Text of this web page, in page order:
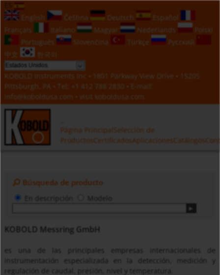
English
Čeština Deutsch
Español
Français
Italiano Magyar Nederlands
Polski
Português
Slovenčina Türkçe
Русский
中文
한국의
KOBOLD Instruments Inc • 1801 Parkway View Drive • 15205
Pittsburgh, PA • Tel:
+1 412 788 2830 • E-mail:
info@koboldusa.com • visit koboldusa.com
Página Principal Selección de
Productos CertificadosAplicaciones Catálogos
Búsqueda de producto
Modelo
KOBOLD Messring GmbH
instrumentación especializada en la detección, medición y
regulación de caudal, presión, nivel y temperatura.